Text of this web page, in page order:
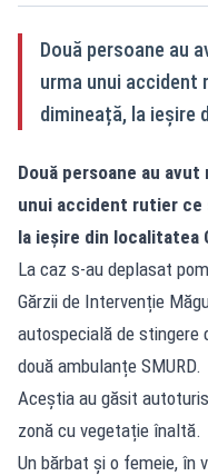
Două persoane au
urma unui accident
dimineață, la ieșire
Două persoane au
unui accident rutier ce
la ieșire din localitatea
La caz s-au deplasat
Gărzii de Intervenție
autospecială de stingere
două ambulanțe SMURD.
Aceștia au găsit
zonă cu vegetație înaltă.
Un bărbat și o femeie, în